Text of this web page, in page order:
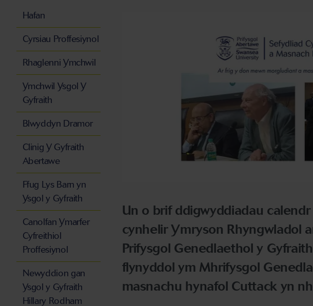
Un o brif ddigwyddiadau
cynhelir Ymryson Rhyngwladol
Prifysgol Genedlaethol y
flynyddol ym Mhrifysgol
masnachu hynafol Cuttack yn
Hafan
Cyrsiau Proffesiynol
Rhaglenni Ymchwil
Ymchwil Ysgol Y
Gyfraith
Blwyddyn Dramor
Clinig Y Gyfraith
Abertawe
Ffug Lys Barn yn
Ysgol y Gyfraith
Canolfan Ymarfer
Cyfreithiol
Proffesiynol
Newyddion gan
Ysgol y Gyfraith
Hillary Rodham